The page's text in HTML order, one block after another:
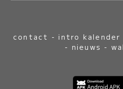
contact -intro kalender
- nieuws -